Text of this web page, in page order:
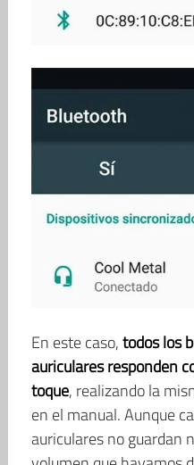
En este caso,todos los
auriculares responden
toque, realizando la
en el manual. Aunque
auriculares no guardan